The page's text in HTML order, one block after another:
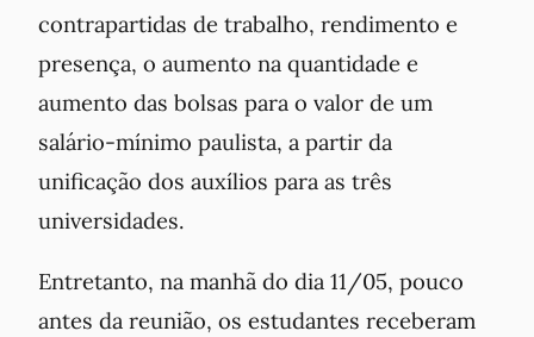
contrapartidas de trabalho, rendimento e
presença, o aumento na quantidade e
aumento das bolsas para o valor de um
salário-mínimo paulista, a partir da
unificação dos auxílios para as três
universidades.
Entretanto, na manhã do dia 11/05, pouco
antes da reunião, os estudantes receberam